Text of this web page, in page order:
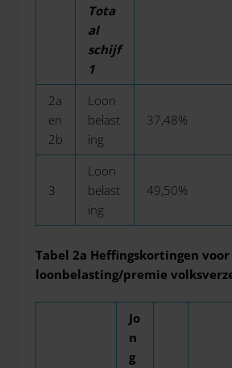
Tota
al
schijf
1
2a
en
2b
Loon
belast
ing
37,48%
3
Loon
belast
ing
49,50%
Tabel 2a Heffingskortingen voor
loonbelasting/premie
Jo
n
g